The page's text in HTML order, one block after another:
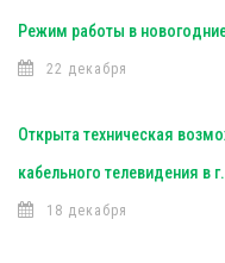
Режим работы в
22 декабря
Открыта техническая
кабельного телевидения в
18 декабря